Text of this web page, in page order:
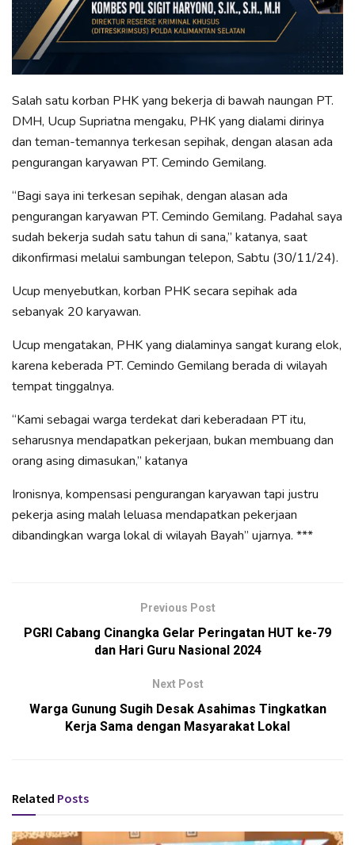
Salah satu korban PHK yang bekerja di bawah naungan PT.
DMH, Ucup Supriatna mengaku, PHK yang dialami dirinya
dan teman-temannya terkesan sepihak, dengan alasan ada
pengurangan karyawan PT. Cemindo Gemilang.
“Bagi saya ini terkesan sepihak, dengan alasan ada
pengurangan karyawan PT. Cemindo Gemilang. Padahal saya
sudah bekerja sudah satu tahun di sana,” katanya, saat
dikonfirmasi melalui sambungan telepon, Sabtu (30/11/24).
Ucup menyebutkan, korban PHK secara sepihak ada
sebanyak 20 karyawan.
Ucup mengatakan, PHK yang dialaminya sangat kurang elok,
karena keberada PT. Cemindo Gemilang berada di wilayah
tempat tinggalnya.
“Kami sebagai warga terdekat dari keberadaan PT itu,
seharusnya mendapatkan pekerjaan, bukan membuang dan
orang asing dimasukan,” katanya
Ironisnya, kompensasi pengurangan karyawan tapi justru
pekerja asing malah leluasa mendapatkan pekerjaan
dibandingkan warga lokal di wilayah Bayah” ujarnya. ***
Previous Post
PGRI Cabang Cinangka Gelar Peringatan HUT ke-79
dan Hari Guru Nasional 2024
Next Post
Warga Gunung Sugih Desak Asahimas Tingkatkan
Kerja Sama dengan Masyarakat Lokal
Related Posts